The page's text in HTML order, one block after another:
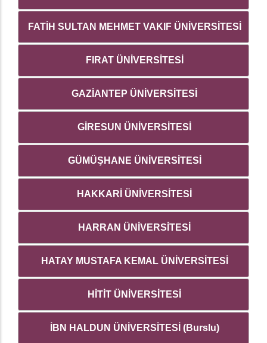
FATİH SULTAN MEHMET VAKIF ÜNİVERSİTESİ
FIRAT ÜNİVERSİTESİ
GAZİANTEP ÜNİVERSİTESİ
GİRESUN ÜNİVERSİTESİ
GÜMÜŞHANE ÜNİVERSİTESİ
HAKKARİ ÜNİVERSİTESİ
HARRAN ÜNİVERSİTESİ
HATAY MUSTAFA KEMAL ÜNİVERSİTESİ
HİTİT ÜNİVERSİTESİ
İBN HALDUN ÜNİVERSİTESİ (Burslu)